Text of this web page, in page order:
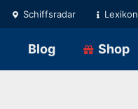
Schiffsradar Lexikon
Blog Shop